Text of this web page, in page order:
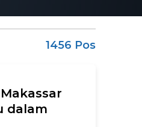
1456 Pos
dalam